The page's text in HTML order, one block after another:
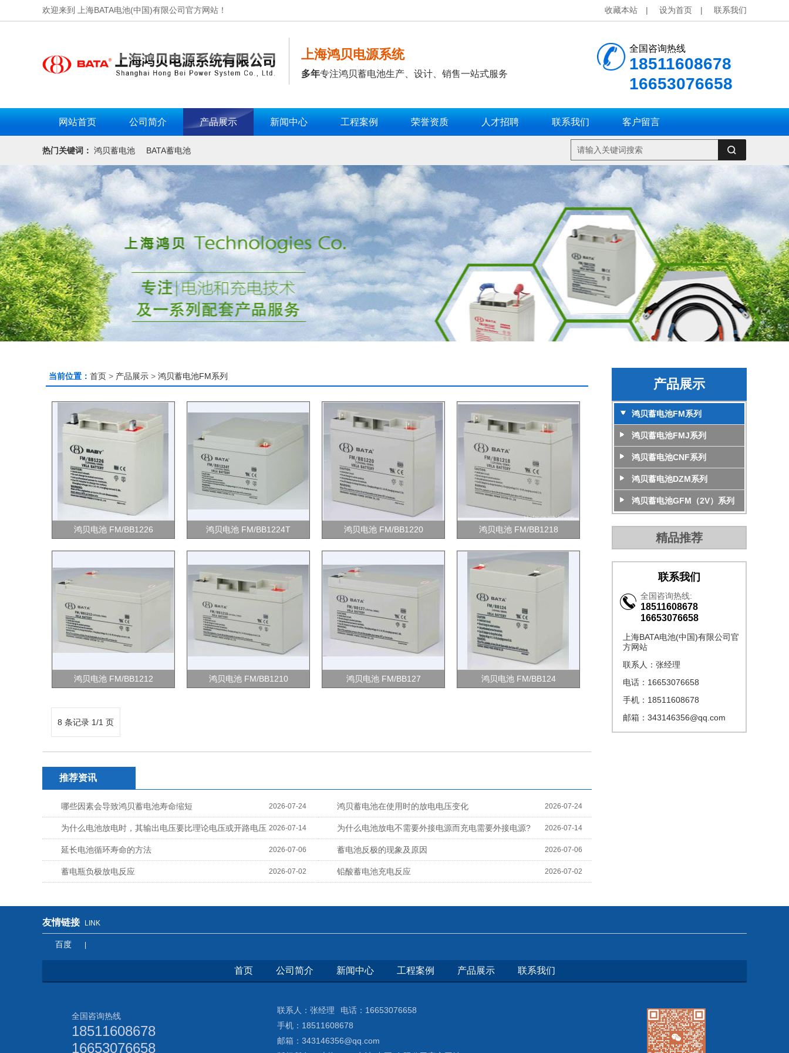
收藏本站 | 设为首页 | 联系我们
欢迎来到 上海BATA电池(中国)有限公司官方网站！
上海鸿贝电源系统
多年专注鸿贝蓄电池生产、设计、销售一站式服务
全国咨询热线
18511608678
16653076658
网站首页 公司简介 产品展示 新闻中心 工程案例 荣誉资质 人才招聘 联系我们 客户留言
热门关键词： 鸿贝蓄电池 BATA蓄电池
当前位置： 首页 > 产品展示 > 鸿贝蓄电池FM系列
鸿贝电池 FM/BB1226 鸿贝电池 FM/BB1224T 鸿贝电池 FM/BB1220 鸿贝电池 FM/BB1218
鸿贝电池 FM/BB1212 鸿贝电池 FM/BB1210 鸿贝电池 FM/BB127 鸿贝电池 FM/BB124
8 条记录 1/1 页
推荐资讯
2026-07-24
哪些因素会导致鸿贝蓄电池寿命缩短 2026-07-24
鸿贝蓄电池在使用时的放电电压变化
2026-07-14
为什么电池放电时，其输出电压要比理论电压或开路电压
低?
2026-07-14
为什么电池放电不需要外接电源而充电需要外接电源?
2026-07-06
延长电池循环寿命的方法 2026-07-06
蓄电池反极的现象及原因
2026-07-02
蓄电瓶负极放电反应 2026-07-02
铅酸蓄电池充电反应
产品展示
鸿贝蓄电池FM系列
鸿贝蓄电池FMJ系列
鸿贝蓄电池CNF系列
鸿贝蓄电池DZM系列
鸿贝蓄电池GFM（2V）系列
精品推荐
联系我们
全国咨询热线:
18511608678
16653076658
上海BATA电池(中国)有限公司官
方网站
联系人：张经理
电话：16653076658
手机：18511608678
邮箱：343146356@qq.com
友情链接 LINK
百度
首页 公司简介 新闻中心 工程案例 产品展示 联系我们
全国咨询热线
18511608678
16653076658
联系人：张经理 电话：16653076658
手机：18511608678
邮箱：343146356@qq.com